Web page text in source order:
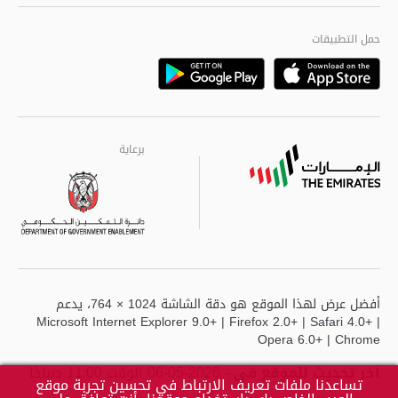
مراكز خدمة أبوظبى
حمل التطبيقات
Google
Playstore
برعاية
برعاية
أفضل عرض لهذا الموقع هو دقة الشاشة 1024 × 764، يدعم
Microsoft Internet Explorer 9.0+ | Firefox 2.0+ | Safari 4.0+ |
Opera 6.0+ | Chrome
آخر تحديث للموقع في- 2026-05-06 الوقت 11:00 صباحًا
تساعدنا ملفات تعريف الارتباط في تحسين تجربة موقع